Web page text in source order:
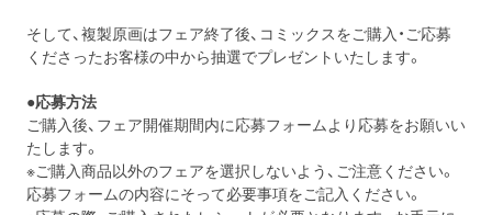
そして、複製原画はフェア終了後、コミックスをご購入・ご応募
くださったお客様の中から抽選でプレゼントいたします。
●応募方法
ご購入後、フェア開催期間内に応募フォームより応募をお願いい
たします。
※ご購入商品以外のフェアを選択しないよう、ご注意ください。
応募フォームの内容にそって必要事項をご記入ください。